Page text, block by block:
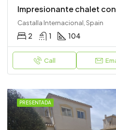
Impresionante chalet
Castalla Internacional, Spain
2 1 104
Call
PRESENTADA